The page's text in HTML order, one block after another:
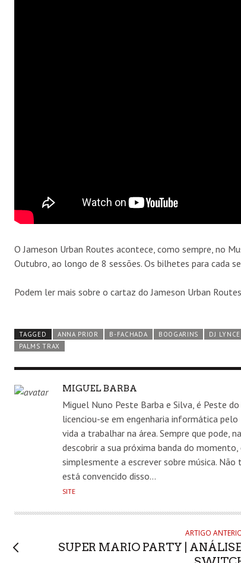
O Jameson Urban Routes acontece, como sempre, no
Outubro, ao longo de 8 sessões. Os bilhetes para cada
Podem ler mais sobre o cartaz do Jameson Urban
TAGGED ANNA PRIOR B-FACHADA BOOGARINS DJ LYNCE
PALMS TRAX
AUTHOR
MIGUEL BARBA
Miguel Nuno Peste Barba e Silva, é Peste
licenciou-se em engenharia informática
vida a trabalhar na área. Sempre que pode,
descobrir a sua próxima banda do
simplesmente a escrever sobre música.
está convencido disso…
SITE
ARTIGO
SUPER MARIO PARTY | ANÁLISE